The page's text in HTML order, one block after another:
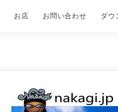
お店 お問い合わせ ダウ